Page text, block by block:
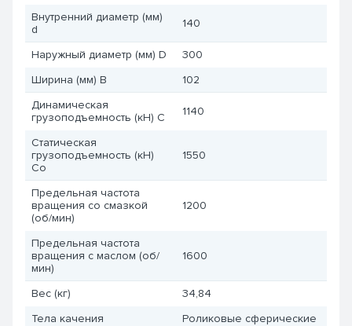
Внутренний диаметр (мм)
d
140
Наружный диаметр (мм) D
300
Ширина (мм) B
102
Динамическая
грузоподъемность (кН) C
1140
Статическая
грузоподъемность (кН)
Co
1550
Предельная частота
вращения со смазкой
(об/мин)
1200
Предельная частота
вращения с маслом (об/
мин)
1600
Вес (кг)
34,84
Тела качения
Роликовые сферические